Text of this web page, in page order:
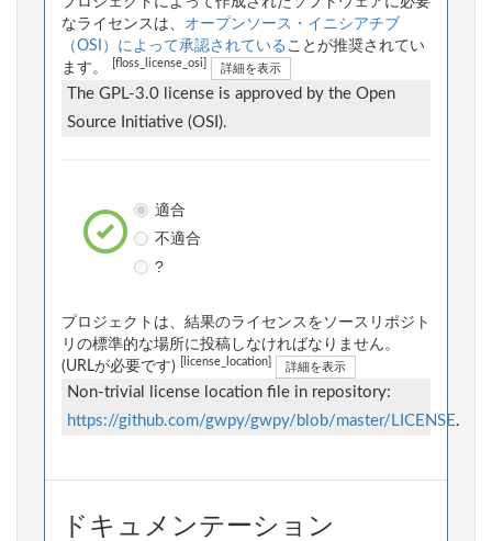
なライセンスは、 オープンソース・イニシアチブ
（OSI）によって承認されている ことが推奨されてい
ます。
[floss_license_osi] 詳細を表示
The GPL-3.0 license is approved by the Open
Source Initiative (OSI).
適合
不適合
?
プロジェクトは、結果のライセンスをソースリポジト
リの標準的な場所に投稿しなければなりません。
(URLが必要です)
[license_location] 詳細を表示
Non-trivial license location file in repository:
https://github.com/gwpy/gwpy/blob/master/LICENSE .
ドキュメンテーション